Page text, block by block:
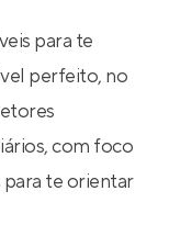
para te
perfeito, no
com foco
te orientar